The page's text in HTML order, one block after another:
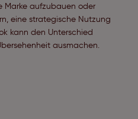
Marke aufzubauen oder
eine strategische Nutzung
kann den Unterschied
ausmachen.